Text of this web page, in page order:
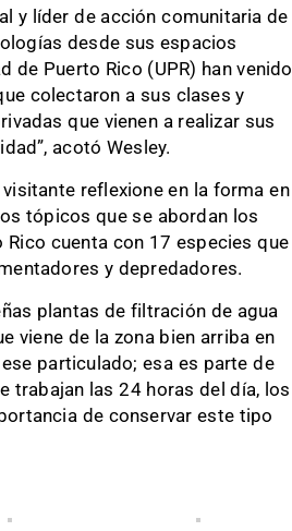
y líder de acción comunitaria de
desde sus espacios
de Puerto Rico (UPR) han venido
colectaron a sus clases y
que vienen a realizar sus
acotó Wesley.
reflexione en la forma en
tópicos que se abordan los
Rico cuenta con 17 especies que
y depredadores.
plantas de filtración de agua
viene de la zona bien arriba en
particulado; esa es parte de
trabajan las 24 horas del día, los
de conservar este tipo